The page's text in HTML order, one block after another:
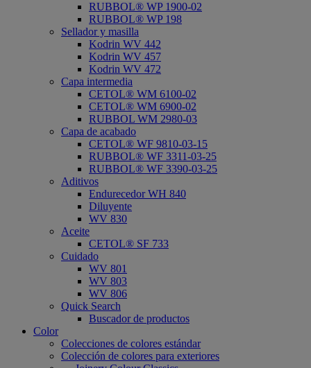
RUBBOL® WP 1900-02
RUBBOL® WP 198
Sellador y masilla
Kodrin WV 442
Kodrin WV 457
Kodrin WV 472
Capa intermedia
CETOL® WM 6100-02
CETOL® WM 6900-02
RUBBOL WM 2980-03
Capa de acabado
CETOL® WF 9810-03-15
RUBBOL® WF 3311-03-25
RUBBOL® WF 3390-03-25
Aditivos
Endurecedor WH 840
Diluyente
WV 830
Aceite
CETOL® SF 733
Cuidado
WV 801
WV 803
WV 806
Quick Search
Buscador de productos
Color
Colecciones de colores estándar
Colección de colores para exteriores